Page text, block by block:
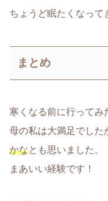
ちょうど眠たくなって
まとめ
寒くなる前に行ってみ
母の私は大満足でした
かなとも思いました。
まあいい経験です！